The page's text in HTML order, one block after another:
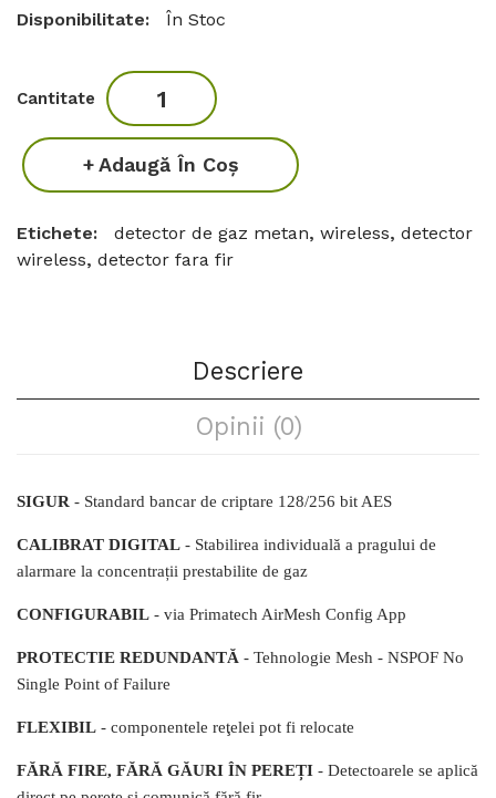
Disponibilitate:
În Stoc
Cantitate
Adaugă În Coş
Etichete: detector de gaz metan, wireless, detector
wireless, detector fara fir
Descriere
Opinii (0)
SIGUR - Standard bancar de criptare 128/256 bit AES
CALIBRAT DIGITAL - Stabilirea individuală a pragului de
alarmare la concentrații prestabilite de gaz
CONFIGURABIL - via Primatech AirMesh Config App
PROTECTIE REDUNDANTĂ - Tehnologie Mesh - NSPOF No
Single Point of Failure
FLEXIBIL - componentele reţelei pot fi relocate
FĂRĂ FIRE, FĂRĂ GĂURI ÎN PEREȚI - Detectoarele se aplică